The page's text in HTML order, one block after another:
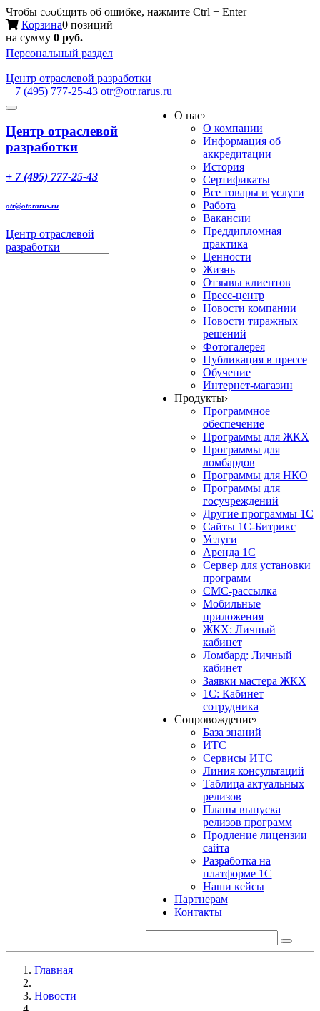
Чтобы сообщить об ошибке, нажмите Ctrl + Enter
Корзина0 позиций
на сумму 0 руб.
Персональный раздел
Центр отраслевой разработки
+ 7 (495) 777-25-43 otr@otr.rarus.ru
Toggle
Меню
Центр отраслевой
разработки
+ 7 (495) 777-25-43
otr@otr.rarus.ru
Центр отраслевой
разработки
О нас›
О компании
Информация об
аккредитации
История
Сертификаты
Все товары и услуги
Работа
Вакансии
Преддипломная
практика
Ценности
Жизнь
Отзывы клиентов
Пресс-центр
Новости компании
Новости тиражных
решений
Фотогалерея
Публикация в прессе
Обучение
Интернет-магазин
Продукты›
Программное
обеспечение
Программы для ЖКХ
Программы для
ломбардов
Программы для НКО
Программы для
госучреждений
Другие программы 1С
Сайты 1С-Битрикс
Услуги
Аренда 1С
Сервер для установки
программ
СМС-рассылка
Мобильные
приложения
ЖКХ: Личный
кабинет
Ломбард: Личный
кабинет
Заявки мастера ЖКХ
1С: Кабинет
сотрудника
Сопровождение›
База знаний
ИТС
Сервисы ИТС
Линия консультаций
Таблица актуальных
релизов
Планы выпуска
релизов программ
Продление лицензии
сайта
Разработка на
платформе 1С
Наши кейсы
Партнерам
Контакты
Главная
Новости